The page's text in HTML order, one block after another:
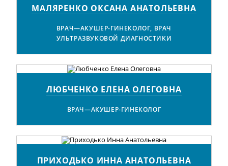
МАЛЯРЕНКО ОКСАНА АНАТОЛЬЕВНА
ВРАЧ—АКУШЕР-ГИНЕКОЛОГ, ВРАЧ
УЛЬТРАЗВУКОВОЙ ДИАГНОСТИКИ
ЛЮБЧЕНКО ЕЛЕНА ОЛЕГОВНА
ВРАЧ—АКУШЕР-ГИНЕКОЛОГ
ПРИХОДЬКО ИННА АНАТОЛЬЕВНА